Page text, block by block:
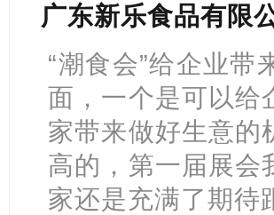
广东新乐食品有限
“潮食会”给企业
面，一个是可以给
家带来做好生意的
高的，第一届展会
家还是充满了期待